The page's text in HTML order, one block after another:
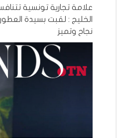
علامة تجارية تونسية
الخليج : لقبت بسيدة
نجاح وتميز